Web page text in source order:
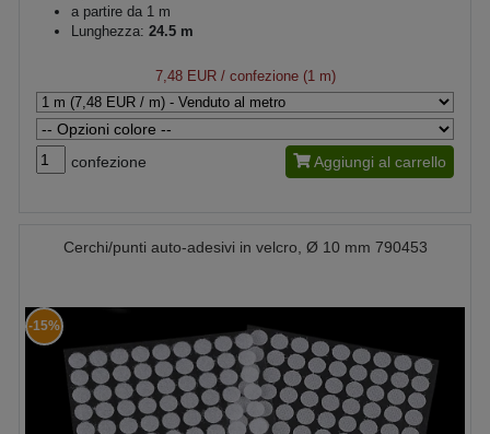
a partire da 1 m
Lunghezza: 24.5 m
7,48 EUR/ confezione (1 m)
confezione Aggiungi al carrello
Cerchi/punti auto-adesivi in velcro, Ø 10 mm 790453
-15%